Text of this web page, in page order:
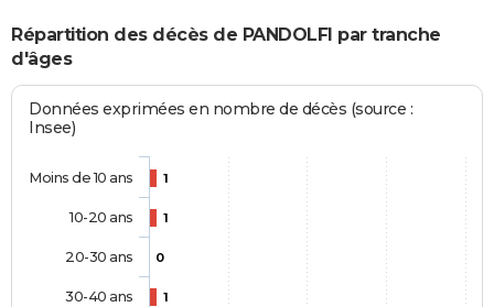
Répartition des décès de PANDOLFI par tranche
d'âges
Données exprimées en nombre de décès (source :
Insee)
1
1
0
1
Moins de 10 ans
10-20 ans
20-30 ans
30-40 ans